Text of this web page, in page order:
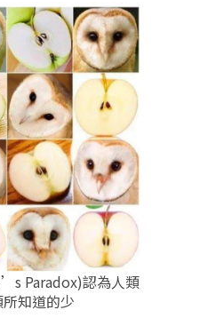
Paradox)認為人類
知道的少